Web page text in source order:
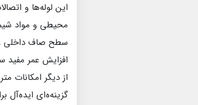
این لوله‌ها و
محیطی و مواد
سطح صاف داخلی و
افزایش عمر مفید
گزینه‌ه‌ای ایده‌آل